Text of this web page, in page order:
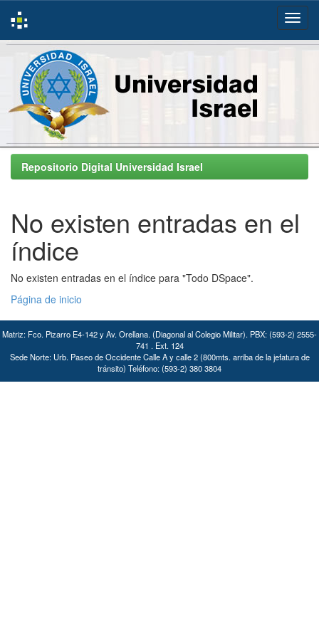
Skip
navigationRepositorio Digital Universidad Israel
No existen entradas en el
índice
No existen entradas en el índice para "Todo DSpace".
Página de inicio
Matriz: Fco. Pizarro E4-142 y Av. Orellana. (Diagonal al Colegio Militar). PBX: (593-2) 2555-
741 . Ext. 124
Sede Norte: Urb. Paseo de Occidente Calle A y calle 2 (800mts. arriba de la jefatura de
tránsito) Teléfono: (593-2) 380 3804